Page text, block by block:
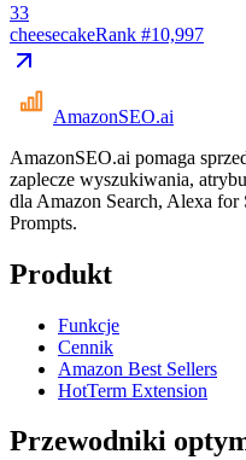
33
cheesecakeRank #10,997
AmazonSEO.ai
AmazonSEO.ai pomaga
zaplecze wyszukiwania,
dla Amazon Search, Alexa
Prompts.
Produkt
Funkcje
Cennik
Amazon Best Sellers
HotTerm Extension
Przewodniki